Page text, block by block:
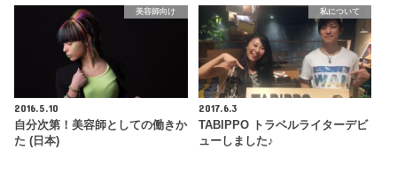
美容師向け
2016.5.10
自分次第！美容師としての働きか
た (日本)
私について
2017.6.3
TABIPPO トラベルライターデビ
ューしました♪